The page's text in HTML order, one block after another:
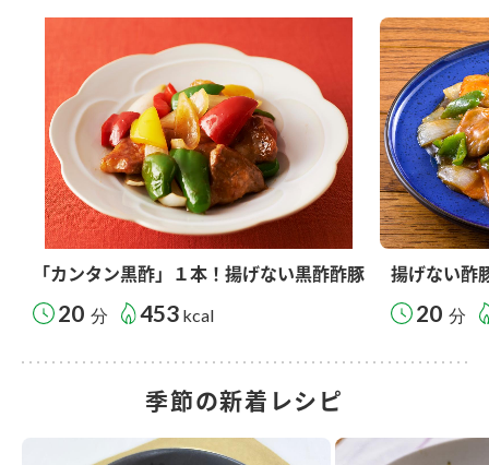
「カンタン黒酢」１本！揚げない黒酢酢豚
20 分 453 kcal
揚げない酢
20 分
季節の新着レシピ